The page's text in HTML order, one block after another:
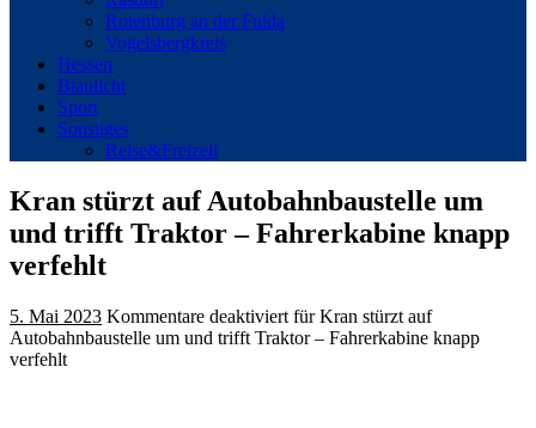
Rotenburg an der Fulda
Vogelsbergkreis
Hessen
Blaulicht
Sport
Sonstiges
Reise&Freizeit
Kran stürzt auf Autobahnbaustelle um
und trifft Traktor – Fahrerkabine knapp
verfehlt
5. Mai 2023 Kommentare deaktiviert für Kran stürzt auf
Autobahnbaustelle um und trifft Traktor – Fahrerkabine knapp
verfehlt